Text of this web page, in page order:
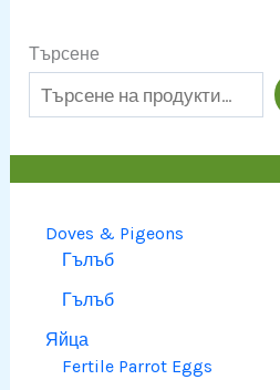
Търсене
Doves & Pigeons
Гълъб
Гълъб
Яйца
Fertile Parrot Eggs